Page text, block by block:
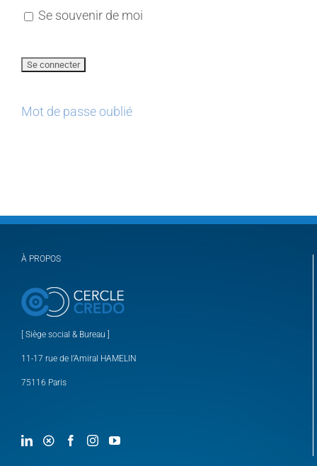
Se souvenir de moi
Mot de passe oublié
À PROPOS
[ Siège social & Bureau ]
11-17 rue de l’Amiral HAMELIN
75116 Paris